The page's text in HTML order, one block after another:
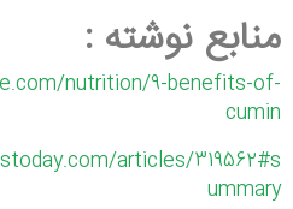
منابع نوشته :
nutrition/9-benefits-of-
cumin
articles/319562#s
ummary